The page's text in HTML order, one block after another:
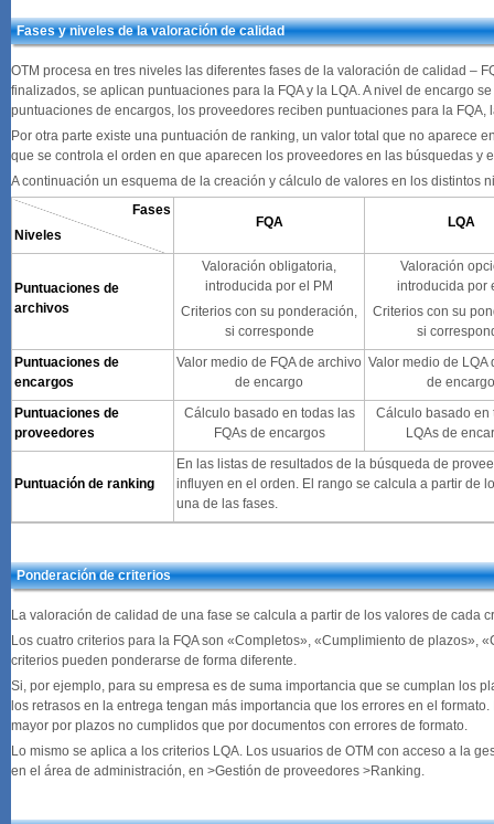
Fases y niveles de la valoración de calidad
OTM procesa en tres niveles las diferentes fases de la valoración de calidad –
finalizados, se aplican puntuaciones para la FQA y la LQA. A nivel de encargo
puntuaciones de encargos, los proveedores reciben puntuaciones para la FQA,
Por otra parte existe una puntuación de ranking, un valor total que no aparece
que se controla el orden en que aparecen los proveedores en las búsquedas y
A continuación un esquema de la creación y cálculo de valores en los distintos
Fases
Niveles
FQA LQA
Puntuaciones de
archivos
Valoración obligatoria,
introducida por el PM
Criterios con su ponderación,
si corresponde
Valoración
introducida por
Criterios con su
si
Puntuaciones de
encargos
Valor medio de FQA de archivo
de encargo
Valor medio de LQA
de encargo
Puntuaciones de
proveedores
Cálculo basado en todas las
FQAs de encargos
Cálculo basado en
LQAs de
Puntuación de ranking
En las listas de resultados de la búsqueda de
influyen en el orden. El rango se calcula a partir de
una de las fases.
Ponderación de criterios
La valoración de calidad de una fase se calcula a partir de los valores de cada
Los cuatro criterios para la FQA son «Completos», «Cumplimiento de plazos»,
criterios pueden ponderarse de forma diferente.
Si, por ejemplo, para su empresa es de suma importancia que se cumplan los
los retrasos en la entrega tengan más importancia que los errores en el
mayor por plazos no cumplidos que por documentos con errores de formato.
Lo mismo se aplica a los criterios LQA. Los usuarios de OTM con acceso a la
en el área de administración, en >Gestión de proveedores >Ranking.